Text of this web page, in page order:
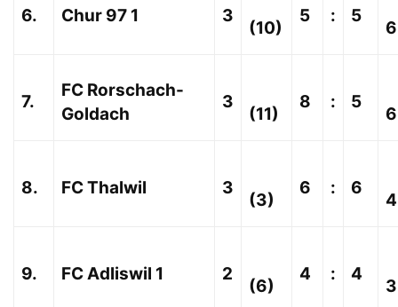
6. Chur 97 1 3
(10)
5 : 5
6
7.
FC Rorschach-
Goldach
3
(11)
8 : 5
6
8. FC Thalwil 3
(3)
6 : 6
4
9. FC Adliswil 1 2
(6)
4 : 4
3